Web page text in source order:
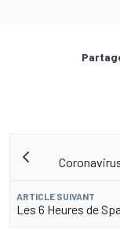
ARTICLE SUIVANT
Les 6 Heures de